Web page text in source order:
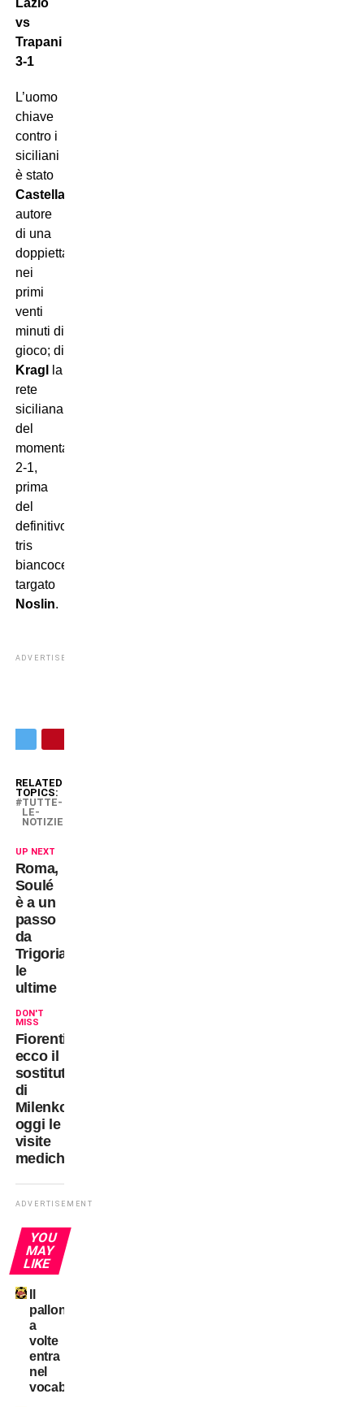
Lazio
vs
Trapani
3-1
L’uomo
chiave
contro i
siciliani
è stato
Castellanos
autore
di una
doppietta
nei
primi
venti
minuti di
gioco; di
Kragl
la
rete
siciliana
del
momentaneo
2-1,
prima
del
definitivo
tris
biancoceleste
targato
Noslin.
ADVERTISEMENT
RELATED
TOPICS:
TUTTE-
LE-
NOTIZIE
UP NEXT
Roma,
Soulé
è a un
passo
da
Trigoria:
le
ultime
DON'T
MISS
Fiorentina,
ecco il
sostituto
di
Milenkovic
oggi le
visite
mediche
ADVERTISEMENT
YOU
MAY
LIKE
pallone
a
volte
entra
nel
vocabolario